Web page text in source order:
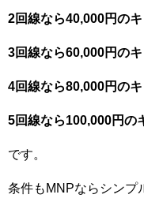
2回線なら40,000円の
3回線なら60,000円の
4回線なら80,000円の
5回線なら100,000円の
です。
条件もMNPならシンプ